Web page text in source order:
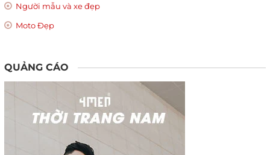
Người mẫu và xe đẹp
Moto Đẹp
QUẢNG CÁO